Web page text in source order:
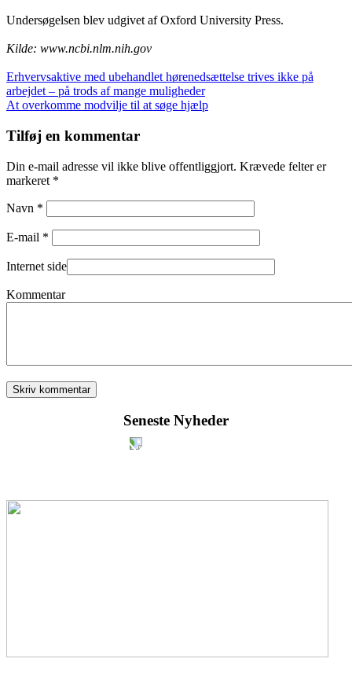
Undersøgelsen blev udgivet af Oxford University Press.
Kilde: www.ncbi.nlm.nih.gov
Indlægsnavigation
Erhvervsaktive med ubehandlet hørenedsættelse trives ikke på
arbejdet – på trods af mange muligheder
At overkomme modvilje til at søge hjælp
Tilføj en kommentar
Din e-mail adresse vil ikke blive offentliggjort. Krævede felter er
markeret *
Navn *
E-mail *
Internet side
Kommentar
Seneste Nyheder